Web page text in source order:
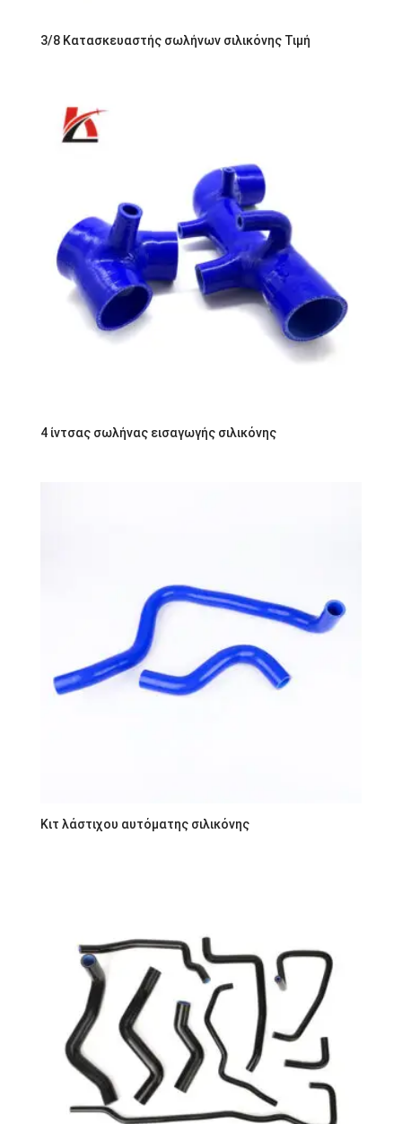
3/8 Κατασκευαστής σωλήνων σιλικόνης Τιμή
4 ίντσας σωλήνας εισαγωγής σιλικόνης
Κιτ λάστιχου αυτόματης σιλικόνης